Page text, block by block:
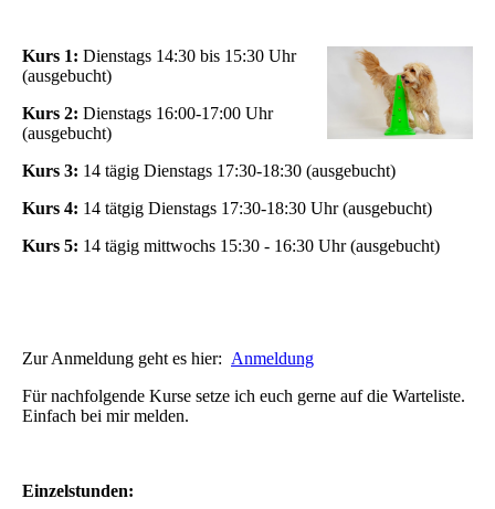
Kurs 1: Dienstags 14:30 bis 15:30 Uhr
(ausgebucht)
Kurs 2: Dienstags 16:00-17:00 Uhr
(ausgebucht)
Kurs 3: 14 tägig Dienstags 17:30-18:30 (ausgebucht)
Kurs 4: 14 tätgig Dienstags 17:30-18:30 Uhr (ausgebucht)
Kurs 5: 14 tägig mittwochs 15:30 - 16:30 Uhr (ausgebucht)
Zur Anmeldung geht es hier: Anmeldung
Für nachfolgende Kurse setze ich euch gerne auf die Warteliste.
Einfach bei mir melden.
Einzelstunden: